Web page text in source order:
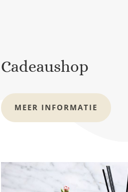
Cadeaushop
MEER INFORMATIE